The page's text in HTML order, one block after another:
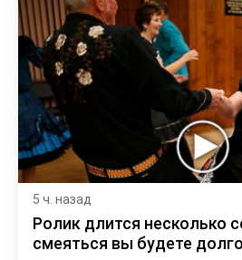
5 ч. назад
Ролик длится несколько
смеяться вы будете долго